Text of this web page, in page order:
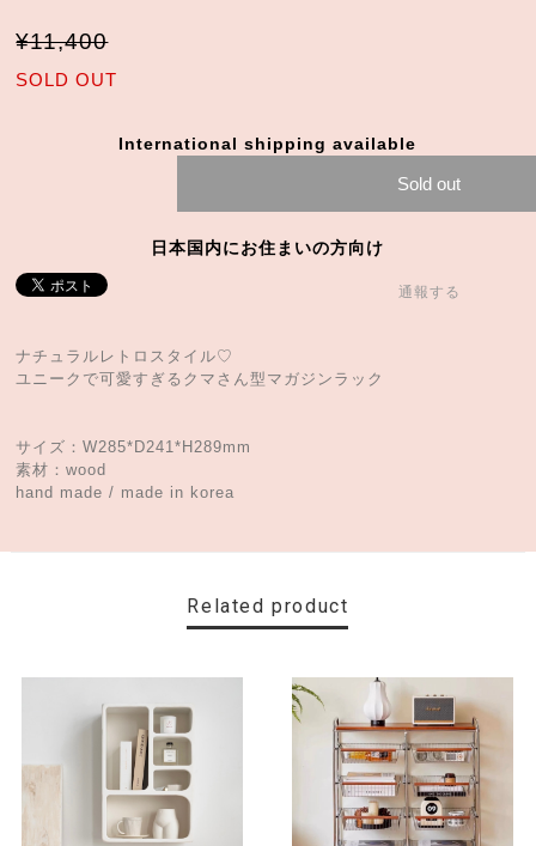
¥11,400
SOLD OUT
International shipping available
Sold out
日本国内にお住まいの方向け
通報する
ナチュラルレトロスタイル♡
ユニークで可愛すぎるクマさん型マガジンラック
サイズ：W285*D241*H289mm
素材：wood
hand made / made in korea
Related product